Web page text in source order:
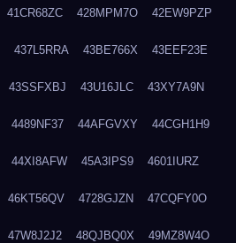
41CR68ZC 428MPM7O 42EW9PZP
437L5RRA 43BE766X 43EEF23E
43SSFXBJ 43U16JLC 43XY7A9N
4489NF37 44AFGVXY 44CGH1H9
44XI8AFW 45A3IPS9 4601IURZ
46KT56QV 4728GJZN 47CQFY0O
47W8J2J2 48QJBQ0X 49MZ8W4O